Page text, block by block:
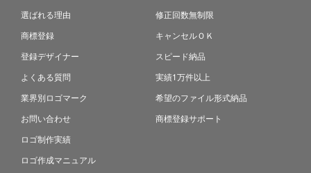
選ばれる理由
商標登録
登録デザイナー
よくある質問
業界別ロゴマーク
お問い合わせ
ロゴ制作実績
ロゴ作成マニュアル
修正回数無制限
キャンセルＯＫ
スピード納品
実績1万件以上
希望のファイル形式納品
商標登録サポート